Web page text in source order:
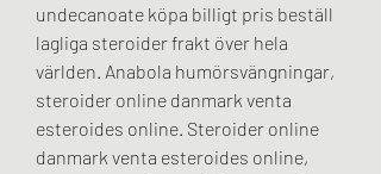
undecanoate köpa billigt pris beställ
lagliga steroider frakt över hela
världen. Anabola humörsvängningar,
steroider online danmark venta
esteroides online. Steroider online
danmark venta esteroides online,